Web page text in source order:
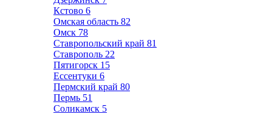
Кстово 6
Омская область 82
Омск 78
Ставропольский край 81
Ставрополь 22
Пятигорск 15
Ессентуки 6
Пермский край 80
Пермь 51
Соликамск 5